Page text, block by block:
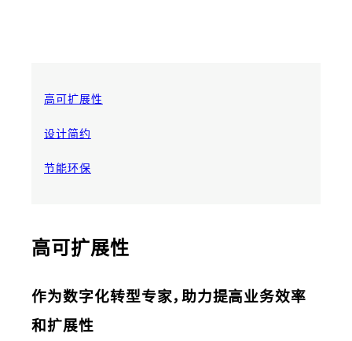
高可扩展性
设计简约
节能环保
高可扩展性
作为数字化转型专家，助力提高业务效率
和扩展性